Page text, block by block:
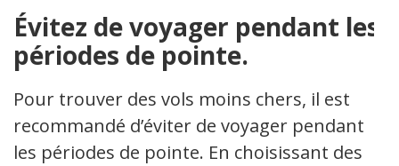
Évitez de voyager pendant les
périodes de pointe.
Pour trouver des vols moins chers, il est
recommandé d’éviter de voyager pendant
les périodes de pointe. En choisissant des